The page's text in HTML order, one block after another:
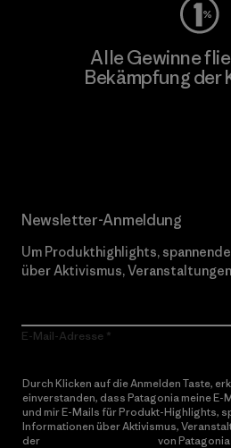
Alle Gewinne
Bekämpfung der
Newsletter-Anmeldung
Um Produkthighlights,
über Aktivismus,
E-Mail-Adresse
Durch Klicken auf die Anmelden Taste,
einverstanden, dass Patagonia meine
und mir E-Mails für Produkt-Highlights,
Informationen über Aktivismus,
der
von